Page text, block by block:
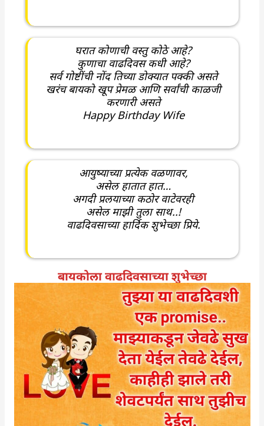
घरात कोणाची वस्तु कोठे आहे?
कुणाचा वाढदिवस कधी आहे?
सर्व गोष्टींची नोंद तिच्या डोक्यात पक्की असते
खरंच बायको खूप प्रेमळ आणि सर्वांची काळजी
करणारी असते
Happy Birthday Wife
आयुष्याच्या प्रत्येक वळणावर,
असेल हातात हात…
अगदी प्रलयाच्या कठोर वाटेवरही
असेल माझी तुला साथ..!
वाढदिवसाच्या हार्दिक शुभेच्छा प्रिये.
बायकोला वाढदिवसाच्या शुभेच्छा